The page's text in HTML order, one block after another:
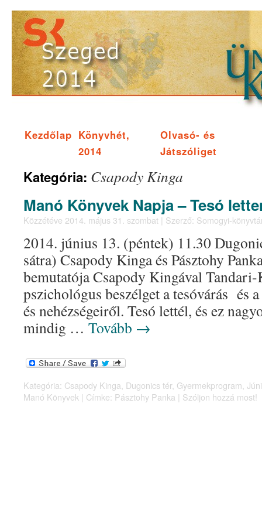
Kezdőlap Könyvhét,
2014
Olvasó- és
Játszóliget
Kategória: Csapody Kinga
Manó Könyvek Napja – Tesó
Közzétéve 2014. május 31. szombat | Szerző: Somogyi-
2014. június 13. (péntek) 11.30
sátra) Csapody Kinga és Pásztohy
bemutatója Csapody Kingával
pszichológus beszélget a tesóvárás és
és nehézségeiről. Tesó lettél, és ez
mindig … Tovább →
Kategória: Csapody Kinga, Dugonics tér, Gyermekprogram,
Manó Könyvek | Címke: Pásztohy Panka | Szóljon hozzá most!